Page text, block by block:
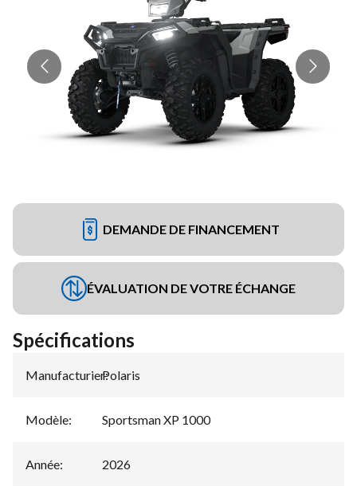
DEMANDE DE FINANCEMENT
ÉVALUATION DE VOTRE ÉCHANGE
Spécifications
Manufacturier:
Polaris
Modèle: Sportsman XP 1000
Année: 2026